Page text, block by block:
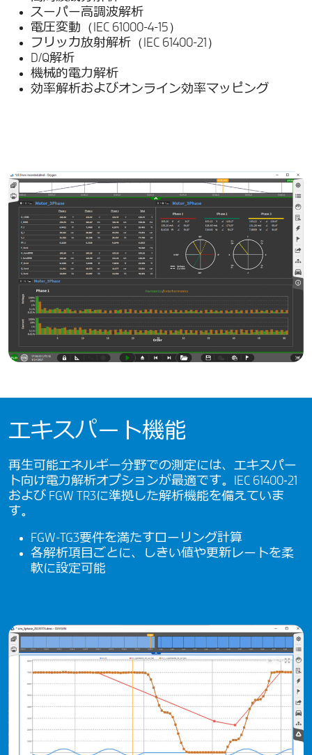
スーパー高調波解析
電圧変動（IEC 61000-4-15）
フリッカ放射解析（IEC 61400-21）
D/Q解析
機械的電力解析
効率解析およびオンライン効率マッピング
エキスパート機能
再生可能エネルギー分野での測定には、エキスパー
ト向け電力解析オプションが最適です。IEC 61400‑21
および FGW TR3に準拠した解析機能を備えていま
す。
FGW-TG3要件を満たすローリング計算
各解析項目ごとに、しきい値や更新レートを柔
軟に設定可能